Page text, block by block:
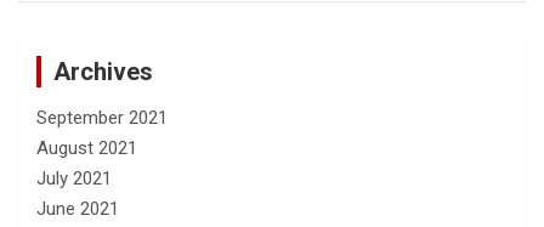
Archives
September 2021
August 2021
July 2021
June 2021